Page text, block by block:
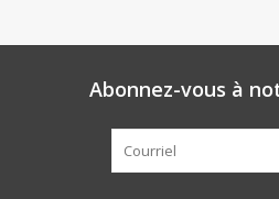
Abonnez-vous à